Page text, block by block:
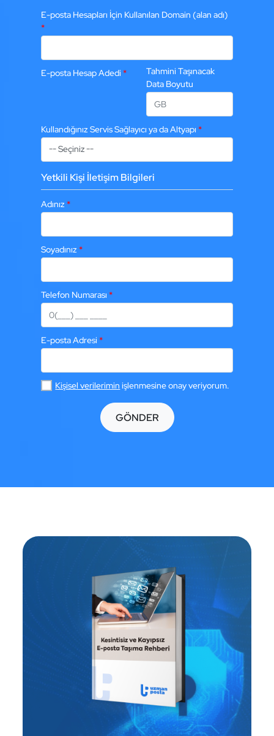
E-posta Hesapları İçin Kullanılan Domain (alan adı)
*
E-posta Hesap Adedi *
Tahmini Taşınacak
Data Boyutu
Kullandığınız Servis Sağlayıcı ya da Altyapı *
Yetkili Kişi İletişim Bilgileri
Adınız *
Soyadınız *
Telefon Numarası *
E-posta Adresi *
Kişisel verilerimin işlenmesine onay veriyorum.
GÖNDER